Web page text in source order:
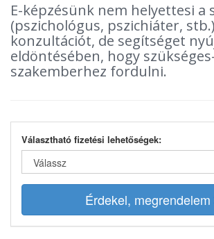
E-képzésünk nem helyettesi a
(pszichológus, pszichiáter,
konzultációt, de segítséget
eldöntésében, hogy
szakemberhez fordulni.
Választható fizetési lehetőségek:
Érdekel, megrendelem